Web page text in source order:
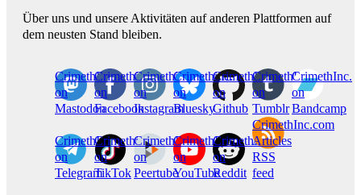
Über uns und unsere Aktivitäten auf anderen Plattformen auf
dem neusten Stand bleiben.
CrimethInc.
on
Mastodon
Crimethinc.
on
Facebook
Crimethinc.
on
Instagram
Crimethinc.
on
Bluesky
CrimethInc.
on
Github
CrimethInc.
on
Tumblr
CrimethInc.
on
Bandcamp
CrimethInc.
on
Telegram
Crimethinc.
on
TikTok
CrimethInc.
on
Peertube
CrimethInc.
on
YouTube
CrimethInc.
on
Reddit
CrimethInc.com
Articles
RSS
feed